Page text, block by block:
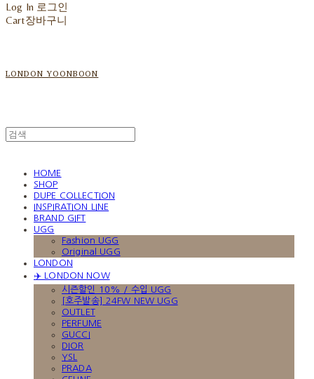
Log In 로그인
Cart장바구니
LONDON YOONBOON
HOME
SHOP
DUPE COLLECTION
INSPIRATION LINE
BRAND GIFT
UGG
Fashion UGG
Original UGG
LONDON
✈️ LONDON NOW
시즌할인 10% / 수입 UGG
[호주발송] 24FW NEW UGG
OUTLET
PERFUME
GUCCI
DIOR
YSL
PRADA